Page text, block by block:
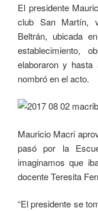
El presidente
club San Martín,
Beltrán, ubicada
establecimiento,
elaboraron y
nombró en el acto.
Mauricio Macri
pasó por la
imaginamos que
docente Teresita
“El presidente se